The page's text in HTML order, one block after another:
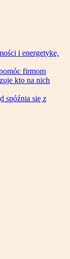
i energetykę.
firmom
kto na nich
spóźnia się z